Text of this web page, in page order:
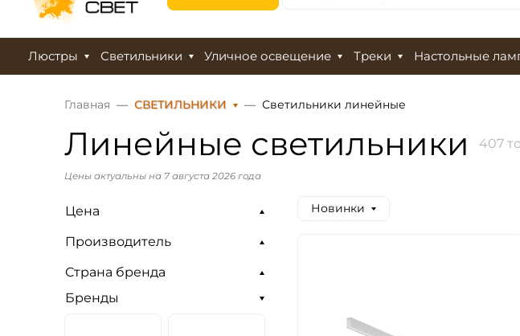
Люстры Светильники Уличное освещение Треки Настольные
Главная СВЕТИЛЬНИКИ Светильники линейные
Линейные светильники 407
Цены актуальны на 7 августа 2026 года
Цена
Производитель
Страна бренда
Бренды
Новинки